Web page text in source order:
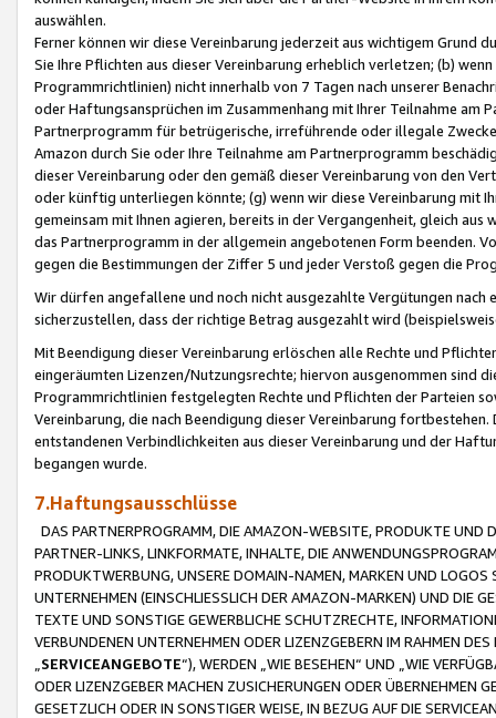
auswählen.
Ferner können wir diese Vereinbarung jederzeit aus wichtigem Grund
Sie Ihre Pflichten aus dieser Vereinbarung erheblich verletzen; (b)
Programmrichtlinien) nicht innerhalb von 7 Tagen nach unserer
oder Haftungsansprüchen im Zusammenhang mit Ihrer Teilnahme am
Partnerprogramm für betrügerische, irreführende oder illegale
Amazon durch Sie oder Ihre Teilnahme am Partnerprogramm
dieser Vereinbarung oder den gemäß dieser Vereinbarung von den
oder künftig unterliegen könnte; (g) wenn wir diese Vereinbarung mit
gemeinsam mit Ihnen agieren, bereits in der Vergangenheit, gleich
das Partnerprogramm in der allgemein angebotenen Form beenden.
gegen die Bestimmungen der Ziffer 5 und jeder Verstoß gegen die
Wir dürfen angefallene und noch nicht ausgezahlte Vergütungen
sicherzustellen, dass der richtige Betrag ausgezahlt wird
Mit Beendigung dieser Vereinbarung erlöschen alle Rechte und
eingeräumten Lizenzen/Nutzungsrechte; hiervon ausgenommen sind
Programmrichtlinien festgelegten Rechte und Pflichten der Parteien
Vereinbarung, die nach Beendigung dieser Vereinbarung
entstandenen Verbindlichkeiten aus dieser Vereinbarung und der
begangen wurde.
7.Haftungsausschlüsse
DAS PARTNERPROGRAMM, DIE AMAZON-WEBSITE, PRODUKTE UND
PARTNER-LINKS, LINKFORMATE, INHALTE, DIE
PRODUKTWERBUNG, UNSERE DOMAIN-NAMEN, MARKEN UND
UNTERNEHMEN (EINSCHLIESSLICH DER AMAZON-MARKEN) UND DIE
TEXTE UND SONSTIGE GEWERBLICHE SCHUTZRECHTE,
VERBUNDENEN UNTERNEHMEN ODER LIZENZGEBERN IM RAHMEN
SERVICEANGEBOTE“), WERDEN „WIE BESEHEN“ UND „WIE
ODER LIZENZGEBER MACHEN ZUSICHERUNGEN ODER ÜBERNEHMEN
GESETZLICH ODER IN SONSTIGER WEISE, IN BEZUG AUF DIE